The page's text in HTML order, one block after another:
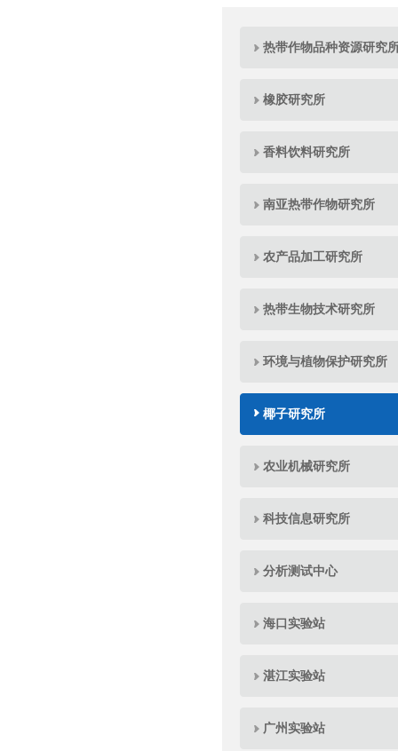
热带作物品种资源研究
橡胶研究所
香料饮料研究所
南亚热带作物研究所
农产品加工研究所
热带生物技术研究所
环境与植物保护研究所
椰子研究所
农业机械研究所
科技信息研究所
分析测试中心
海口实验站
湛江实验站
广州实验站